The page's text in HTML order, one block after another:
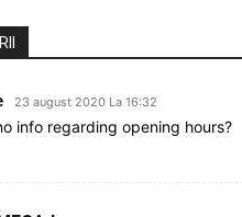
23 august 2020 La 16:32
info regarding opening hours?